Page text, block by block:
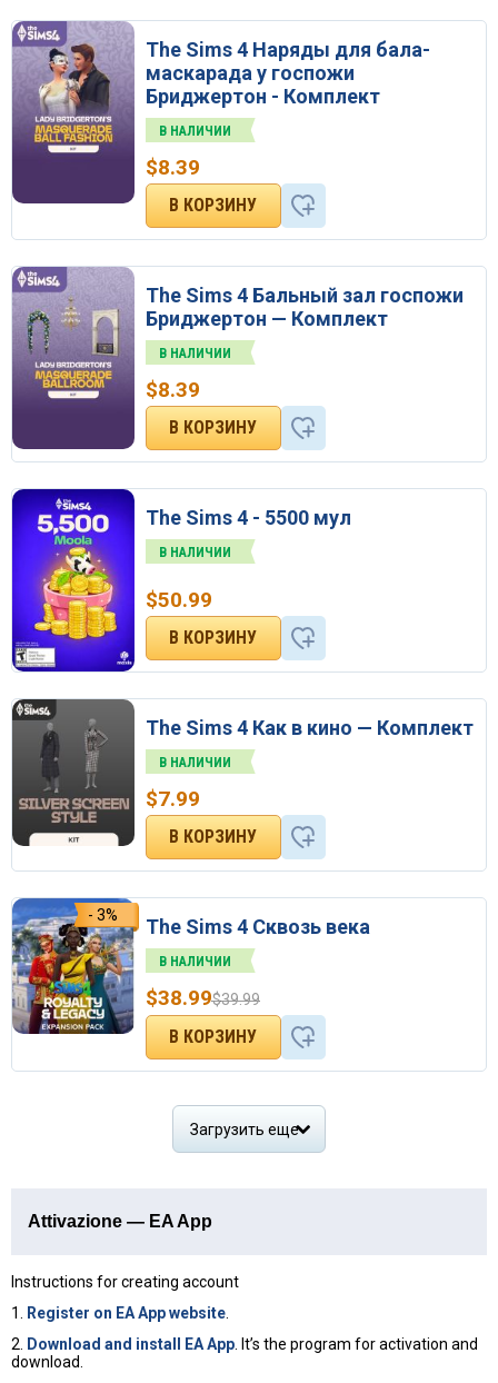
The Sims 4 Наряды для бала-
маскарада у госпожи
Бриджертон - Комплект
В НАЛИЧИИ
$8.39
The Sims 4 Бальный зал госпожи
Бриджертон — Комплект
В НАЛИЧИИ
$8.39
The Sims 4 - 5500 мул
В НАЛИЧИИ
$50.99
The Sims 4 Как в кино — Комплект
В НАЛИЧИИ
$7.99
- 3% The Sims 4 Сквозь века
В НАЛИЧИИ
$39.99
$38.99
Загрузить еще
Attivazione — EA App
Instructions for creating account
1.
Register on EA App website
2.
Download and install EA App . It’s the program for activation and
download.